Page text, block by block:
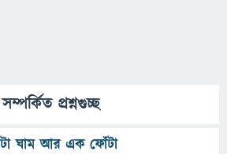
সম্পর্কিত প্রশ্নগুচ্ছ
ঘাম আর এক ফোঁটা